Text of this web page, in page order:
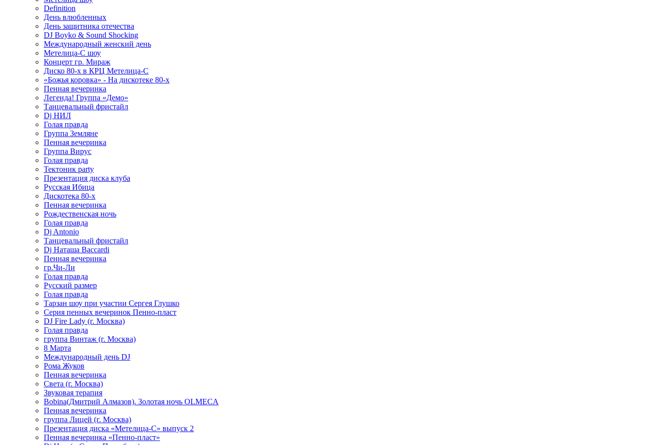
Definition
День влюбленных
День защитника отечества
DJ Boyko & Sound Shocking
Международный женский день
Метелица-С шоу
Концерт гр. Мираж
Диско 80-х в КРЦ Метелица-С
«Божья коровка» - На дискотеке 80-х
Пенная вечеринка
Легенда! Группа «Демо»
Танцевальный фристайл
Dj НИЛ
Голая правда
Группа Земляне
Пенная вечеринка
Группа Вирус
Голая правда
Тектоник party
Презентация диска клуба
Русская Ибица
Дискотека 80-х
Пенная вечеринка
Рождественская ночь
Голая правда
Dj Antonio
Танцевальный фристайл
Dj Наташа Baccardi
Пенная вечеринка
гр.Чи-Ли
Голая правда
Русский размер
Голая правда
Тарзан шоу при участии Сергея Глушко
Серия пенных вечеринок Пенно-пласт
DJ Fire Lady (г. Москва)
Голая правда
группа Винтаж (г. Москва)
8 Марта
Международный день DJ
Рома Жуков
Пенная вечеринка
Света (г. Москва)
Звуковая терапия
Bobina(Дмитрий Алмазов). Золотая ночь OLMECA
Пенная вечеринка
группа Лицей (г. Москва)
Презентация диска «Метелица-С» выпуск 2
Пенная вечеринка «Пенно-пласт»